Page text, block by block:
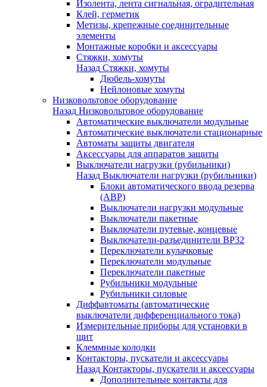
Изолента, лента сигнальная, оградительная
Клей, герметик
Метизы, крепежные соединительные
элементы
Монтажные коробки и аксессуары
Стяжки, хомуты
Назад Стяжки, хомуты
Дюбель-хомуты
Нейлоновые хомуты
Низковольтовое оборудование
Назад Низковольтовое оборудование
Автоматические выключатели модульные
Автоматические выключатели стационарные
Автоматы защиты двигателя
Аксессуары для аппаратов защиты
Выключатели нагрузки (рубильники)
Назад Выключатели нагрузки (рубильники)
Блоки автоматического ввода резерва
(АВР)
Выключатели нагрузки модульные
Выключатели пакетные
Выключатели путевые, концевые
Выключатели-разъединители ВР32
Переключатели кулачковые
Переключатели модульные
Переключатели пакетные
Рубильники модульные
Рубильники силовые
Диффавтоматы (автоматические
выключатели дифференциального тока)
Измерительные приборы для установки в
щит
Клеммные колодки
Контакторы, пускатели и аксессуары
Назад Контакторы, пускатели и аксессуары
Дополнительные контакты для